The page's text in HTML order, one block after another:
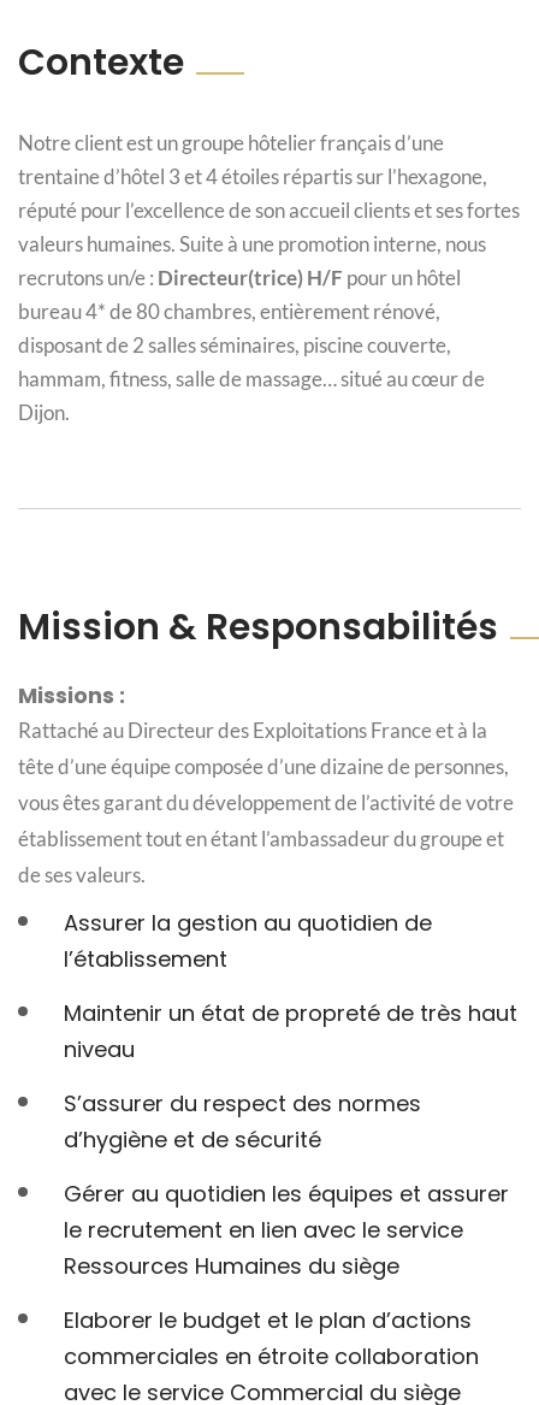
Contexte
Notre client est un groupe hôtelier français d’une
trentaine d’hôtel 3 et 4 étoiles répartis sur l’hexagone,
réputé pour l’excellence de son accueil clients et ses fortes
valeurs humaines. Suite à une promotion interne, nous
recrutons un/e : Directeur(trice) H/F pour un hôtel
bureau 4* de 80 chambres, entièrement rénové,
disposant de 2 salles séminaires, piscine couverte,
hammam, fitness, salle de massage… situé au cœur de
Dijon.
Mission & Responsabilités
Missions :
Rattaché au Directeur des Exploitations France et à la
tête d’une équipe composée d’une dizaine de personnes,
vous êtes garant du développement de l’activité de votre
établissement tout en étant l’ambassadeur du groupe et
de ses valeurs.
Assurer la gestion au quotidien de
l’établissement
Maintenir un état de propreté de très haut
niveau
S’assurer du respect des normes
d’hygiène et de sécurité
Gérer au quotidien les équipes et assurer
le recrutement en lien avec le service
Ressources Humaines du siège
Elaborer le budget et le plan d’actions
commerciales en étroite collaboration
avec le service Commercial du siège